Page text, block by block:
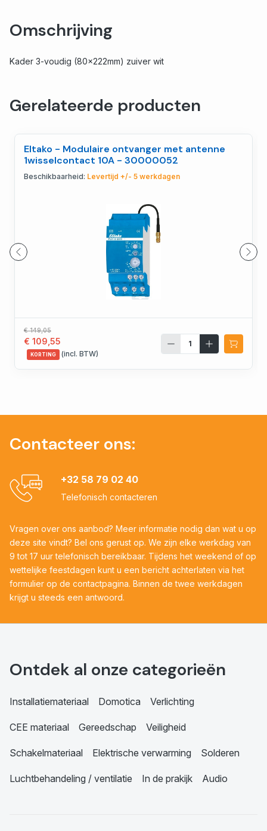
Omschrijving
Kader 3-voudig (80x222mm) zuiver wit
Gerelateerde producten
Eltako - Modulaire ontvanger met antenne
1wisselcontact 10A - 30000052
Beschikbaarheid: Levertijd +/- 5 werkdagen
€ 149,05
€ 109,55
KORTING (incl. BTW)
Contacteer ons:
+32 58 79 02 40
Telefonisch contacteren
Vragen over ons aanbod? Meer informatie nodig dan wat u op
deze site vindt? Bel ons gerust op. We zijn elke werkdag van
9 tot 17 uur telefonisch bereikbaar. Tijdens het weekend of op
wettelijke feestdagen kunt u een bericht achterlaten via het
formulier op de contactpagina. Binnen de twee werkdagen
krijgt u steeds een antwoord.
Ontdek al onze categorieën
Installatiemateriaal Domotica Verlichting
CEE materiaal Gereedschap Veiligheid
Schakelmateriaal Elektrische verwarming Solderen
Luchtbehandeling / ventilatie In de prakijk Audio